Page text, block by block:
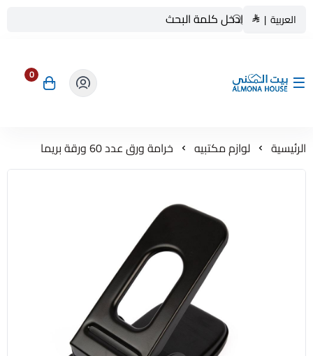
العربية |
بيت المنى ALMONA HOUSE
0
الرئيسية لوازم مكتبيه خرامة ورق عدد 60 ورقة بريما